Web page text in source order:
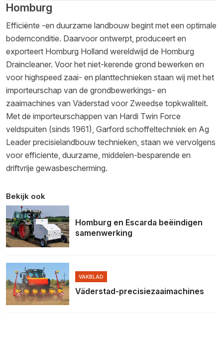
Homburg
Efficiënte -en duurzame landbouw begint met een optimale
bodemconditie. Daarvoor ontwerpt, produceert en
exporteert Homburg Holland wereldwijd de Homburg
Draincleaner. Voor het niet-kerende grond bewerken en
voor highspeed zaai- en planttechnieken staan wij met het
importeurschap van de grondbewerkings- en
zaaimachines van Väderstad voor Zweedse topkwaliteit.
Met de importeurschappen van Hardi Twin Force
veldspuiten (sinds 1961), Garford schoffeltechniek en Ag
Leader precisielandbouw technieken, staan we vervolgens
voor efficiente, duurzame, middelen-besparende en
driftvrije gewasbescherming.
Bekijk ook
Homburg en Escarda beëindigen
samenwerking
VAKBLAD
Väderstad-precisiezaaimachines